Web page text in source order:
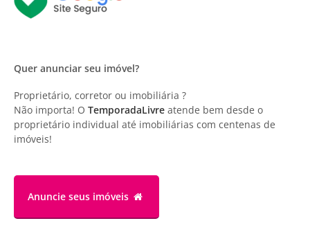
Quer anunciar seu imóvel?
Proprietário, corretor ou imobiliária ?
Não importa! O TemporadaLivre atende bem desde o
proprietário individual até imobiliárias com centenas de
imóveis!
Anuncie seus imóveis